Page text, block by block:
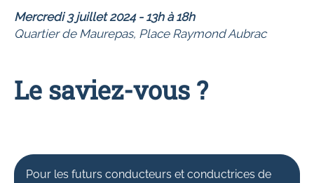
Mercredi 3 juillet 2024 - 13h à 18h
Quartier de Maurepas, Place Raymond Aubrac
Le saviez-vous ?
Pour les futurs conducteurs et conductrices de